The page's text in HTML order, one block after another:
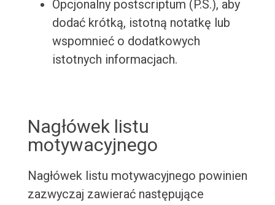
Opcjonalny postscriptum (P.S.), aby
dodać krótką, istotną notatkę lub
wspomnieć o dodatkowych
istotnych informacjach.
Nagłówek listu
motywacyjnego
Nagłówek listu motywacyjnego powinien
zazwyczaj zawierać następujące